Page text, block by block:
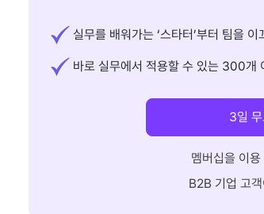
실무를 배워가는 ‘스타터’부터 팀을
바로 실무에서 적용할 수 있는 300개
3일
멤버십을 이용
B2B 기업 고객